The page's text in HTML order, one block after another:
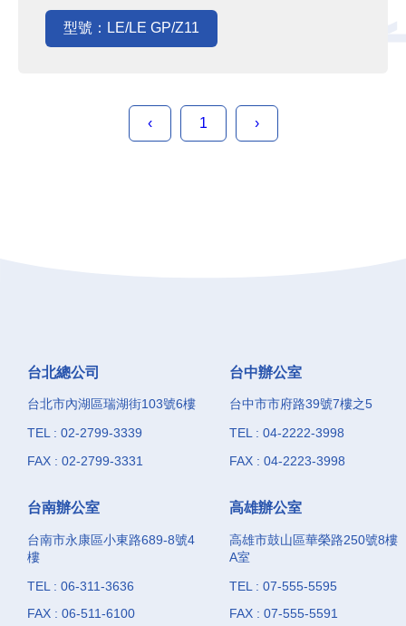
不僅設計精細、品質穩定、外觀簡
潔，應用在固液分離的各種領域上更
食品、藥學等皆能廣泛應用．CEPA
擁有各種不同容量、轉速、處理量等
型號：LE/LE GP/Z11
‹ 1 ›
台北總公司
台北市內湖區瑞湖街103號6樓
TEL : 02-2799-3339
FAX : 02-2799-3331
台中辦公室
台中市市府路39號7樓之5
TEL : 04-2222-3998
FAX : 04-2223-3998
台南辦公室
台南市永康區小東路689-8號4
樓
TEL : 06-311-3636
FAX : 06-511-6100
高雄辦公室
高雄市鼓山區華榮路250號8樓
A室
TEL : 07-555-5595
FAX : 07-555-5591